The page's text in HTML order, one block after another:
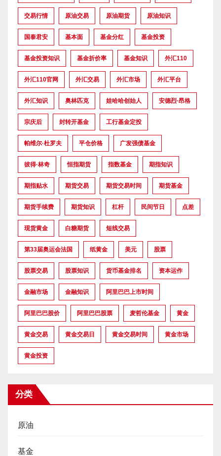
交易行情 原油交易 原油期货 原油知识
国泰君安 基本面 基金分红 基金投资
基金投资知识 基金折价率 基金知识 外汇110
外汇110官网 外汇交易 外汇市场 外汇平台
外汇知识 奥林匹克 娃哈哈创始人 安德烈·昂格
宗庆后 封转开基金 工行基金定投
帕维尔·杜罗夫 平仓价格 广发强债基金
彼得·林奇 恒指期货 指数基金 期指知识
期指贴水 期货交易 期货交易时间 期货基金
期货手续费 期货知识 杠杆 民间节日 点差
现货黄金 白糖期货 短线交易
第33届奥运会法国 纸黄金 美元 股票
股票交易 股票知识 货币基金排名 资本运作
金融市场 金融知识 阿里巴巴上市时间
阿里巴巴股价 阿里巴巴股票 麦哲伦基金 黄金
黄金交易 黄金交易日 黄金交易时间 黄金市场
黄金投资
分类
原油
基金